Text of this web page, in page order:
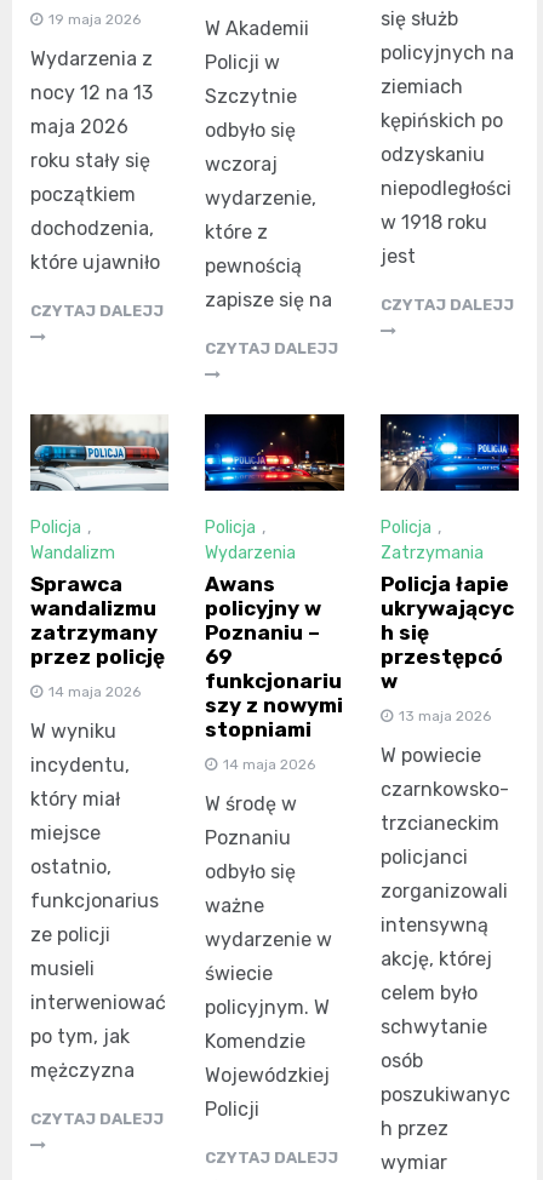
19 maja 2026
Wydarzenia z
nocy 12 na 13
maja 2026
roku stały się
początkiem
dochodzenia,
które ujawniło
CZYTAJ DALEJJ
W Akademii
Policji w
Szczytnie
odbyło się
wczoraj
wydarzenie,
które z
pewnością
zapisze się na
CZYTAJ DALEJJ
się służb
policyjnych na
ziemiach
kępińskich po
odzyskaniu
niepodległości
w 1918 roku
jest
CZYTAJ DALEJJ
Policja ,
Wandalizm
Sprawca
wandalizmu
zatrzymany
przez policję
14 maja 2026
W wyniku
incydentu,
który miał
miejsce
ostatnio,
funkcjonarius
ze policji
musieli
interweniować
po tym, jak
mężczyzna
CZYTAJ DALEJJ
Policja ,
Wydarzenia
Awans
policyjny w
Poznaniu –
69
funkcjonariu
szy z nowymi
stopniami
14 maja 2026
W środę w
Poznaniu
odbyło się
ważne
wydarzenie w
świecie
policyjnym. W
Komendzie
Wojewódzkiej
Policji
CZYTAJ DALEJJ
Policja ,
Zatrzymania
Policja łapie
ukrywającyc
h się
przestępcó
w
13 maja 2026
W powiecie
czarnkowsko-
trzcianeckim
policjanci
zorganizowali
intensywną
akcję, której
celem było
schwytanie
osób
poszukiwanyc
h przez
wymiar